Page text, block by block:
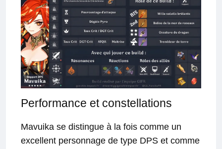
Performance et constellations
Mavuika se distingue à la fois comme un
excellent personnage de type DPS et comme